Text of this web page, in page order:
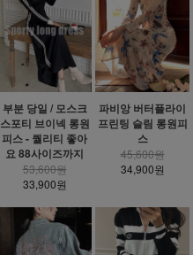
부분 당일 / 모스크
스포티 브이넥 롱원
피스 - 퀄리티 좋아
요 88사이즈까지
53,600원
33,900원
파비앙 버터플라이
프린팅 슬림 롱원피
스
45,600원
34,900원